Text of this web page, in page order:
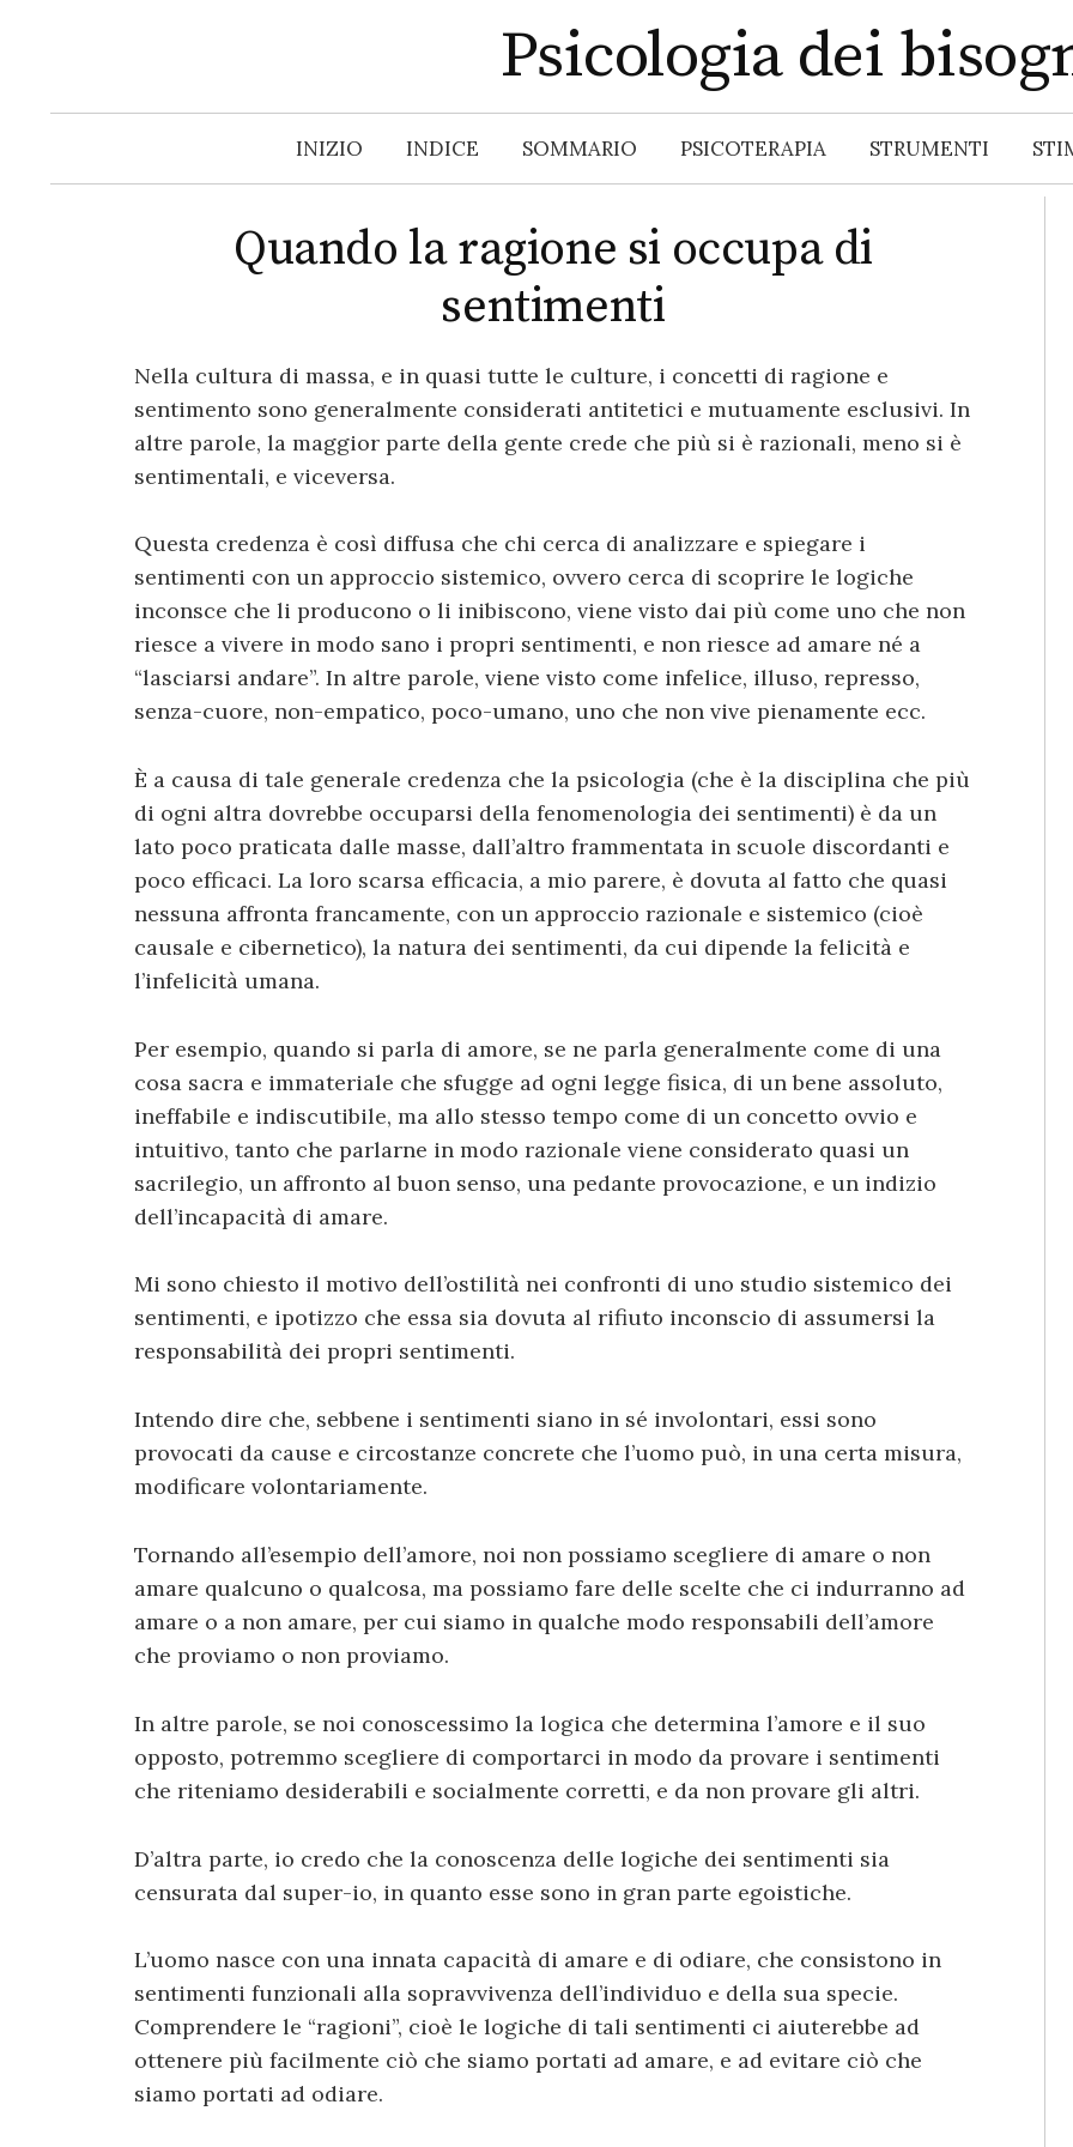
p
o
Psicologia dei
INIZIO INDICE SOMMARIO PSICOTERAPIA STRUMENTI
Quando la ragione si occupa di
sentimenti
Nella cultura di massa, e in quasi tutte le culture, i concetti di ragione e
sentimento sono generalmente considerati antitetici e mutuamente esclusivi. In
altre parole, la maggior parte della gente crede che più si è razionali, meno si è
sentimentali, e viceversa.
Questa credenza è così diffusa che chi cerca di analizzare e spiegare i
sentimenti con un approccio sistemico, ovvero cerca di scoprire le logiche
inconsce che li producono o li inibiscono, viene visto dai più come uno che non
riesce a vivere in modo sano i propri sentimenti, e non riesce ad amare né a
“lasciarsi andare”. In altre parole, viene visto come infelice, illuso, represso,
senza-cuore, non-empatico, poco-umano, uno che non vive pienamente ecc.
È a causa di tale generale credenza che la psicologia (che è la disciplina che più
di ogni altra dovrebbe occuparsi della fenomenologia dei sentimenti) è da un
lato poco praticata dalle masse, dall’altro frammentata in scuole discordanti e
poco efficaci. La loro scarsa efficacia, a mio parere, è dovuta al fatto che quasi
nessuna affronta francamente, con un approccio razionale e sistemico (cioè
causale e cibernetico), la natura dei sentimenti, da cui dipende la felicità e
l’infelicità umana.
Per esempio, quando si parla di amore, se ne parla generalmente come di una
cosa sacra e immateriale che sfugge ad ogni legge fisica, di un bene assoluto,
ineffabile e indiscutibile, ma allo stesso tempo come di un concetto ovvio e
intuitivo, tanto che parlarne in modo razionale viene considerato quasi un
sacrilegio, un affronto al buon senso, una pedante provocazione, e un indizio
dell’incapacità di amare.
Mi sono chiesto il motivo dell’ostilità nei confronti di uno studio sistemico dei
sentimenti, e ipotizzo che essa sia dovuta al rifiuto inconscio di assumersi la
responsabilità dei propri sentimenti.
Intendo dire che, sebbene i sentimenti siano in sé involontari, essi sono
provocati da cause e circostanze concrete che l’uomo può, in una certa misura,
modificare volontariamente.
Tornando all’esempio dell’amore, noi non possiamo scegliere di amare o non
amare qualcuno o qualcosa, ma possiamo fare delle scelte che ci indurranno ad
amare o a non amare, per cui siamo in qualche modo responsabili dell’amore
che proviamo o non proviamo.
In altre parole, se noi conoscessimo la logica che determina l’amore e il suo
opposto, potremmo scegliere di comportarci in modo da provare i sentimenti
che riteniamo desiderabili e socialmente corretti, e da non provare gli altri.
D’altra parte, io credo che la conoscenza delle logiche dei sentimenti sia
censurata dal super-io, in quanto esse sono in gran parte egoistiche.
L’uomo nasce con una innata capacità di amare e di odiare, che consistono in
sentimenti funzionali alla sopravvivenza dell’individuo e della sua specie.
Comprendere le “ragioni”, cioè le logiche di tali sentimenti ci aiuterebbe ad
ottenere più facilmente ciò che siamo portati ad amare, e ad evitare ciò che
siamo portati ad odiare.